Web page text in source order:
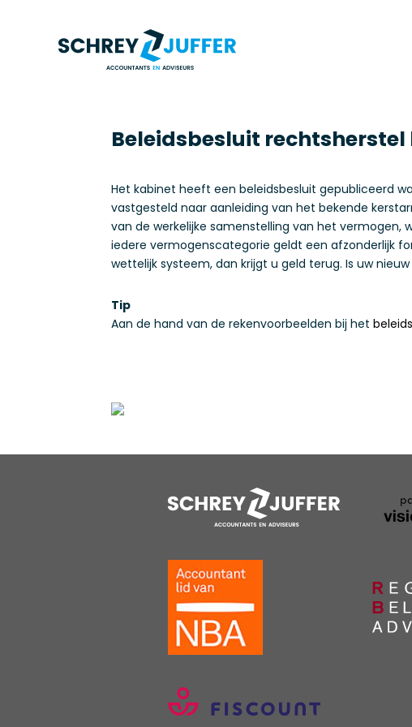
Beleidsbesluit
Het kabinet heeft een beleidsbesluit gepubliceerd
vastgesteld naar aanleiding van het bekende
van de werkelijke samenstelling van het vermogen,
iedere vermogenscategorie geldt een afzonderlijk
wettelijk systeem, dan krijgt u geld terug. Is uw
Tip
Aan de hand van de rekenvoorbeelden bij het